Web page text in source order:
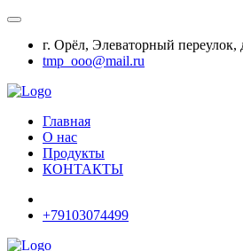
г. Орёл, Элеваторный переулок,
tmp_ooo@mail.ru
Главная
О нас
Продукты
КОНТАКТЫ
+79103074499